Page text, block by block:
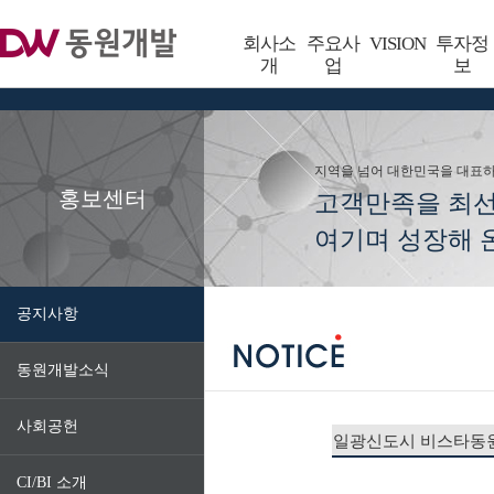
회사소
개
주요사
업
VISION 투자정
보
홍보센터
공지사항
동원개발소식
사회공헌
CI/BI 소개
지역을 넘어 대한민국을 대표
고객만족을 최
여기며 성장해
일광신도시 비스타동